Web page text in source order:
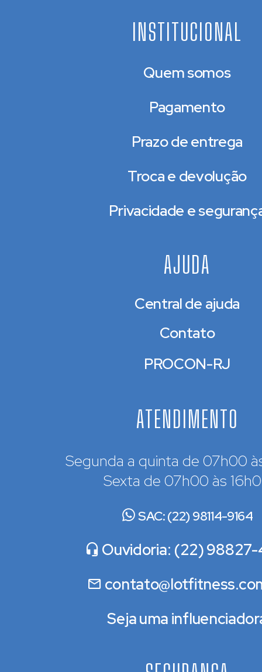
INSTITUCIONAL
Quem somos
Pagamento
Prazo de entrega
Troca e devolução
Privacidade e
AJUDA
Central de ajuda
Contato
PROCON-RJ
ATENDIMENTO
Segunda a quinta de 07h00
Sexta de 07h00 às
SAC: (22) 98114-9164
Ouvidoria: (22) 98827-
Seja uma